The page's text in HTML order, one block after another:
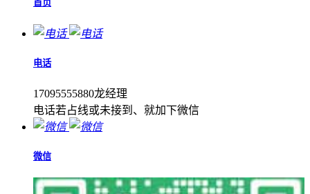
首页
电话
17095555880龙经理
电话若占线或未接到、就加下微信
微信